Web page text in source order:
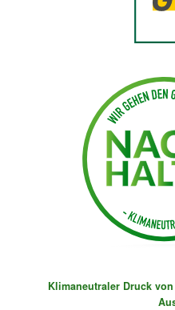
Klimaneutraler Druck